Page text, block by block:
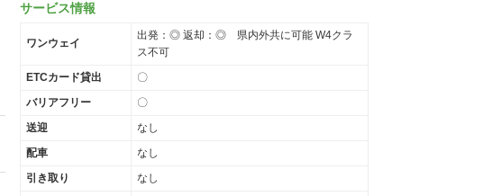
サービス情報
ワンウェイ
出発：◎ 返却：◎ 県内外共に可能 W4クラ
ス不可
ETCカード貸出
〇
バリアフリー
〇
送迎
なし
配車
なし
引き取り
なし